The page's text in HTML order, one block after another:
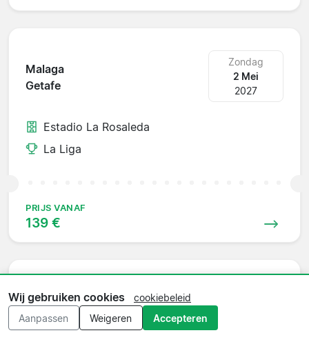
Malaga
Getafe
Zondag
2 Mei
2027
Estadio La Rosaleda
La Liga
PRIJS VANAF
139 €
Athletic Bilbao
Malaga
Wij gebruiken cookies
cookiebeleid
Aanpassen
Weigeren Accepteren